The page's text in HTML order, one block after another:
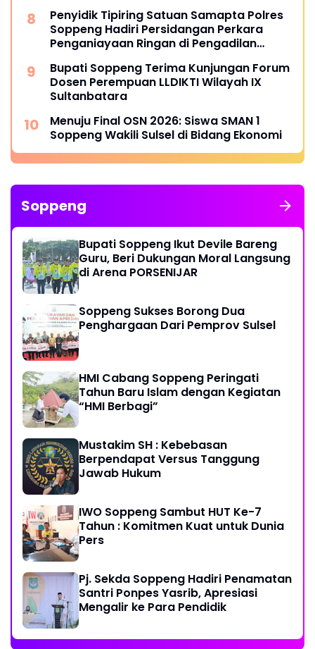
Penyidik Tipiring Satuan Samapta Polres
Soppeng Hadiri Persidangan Perkara
Penganiayaan Ringan di Pengadilan
Bupati Soppeng Terima Kunjungan Forum
Dosen Perempuan LLDIKTI Wilayah IX
Sultanbatara
Menuju Final OSN 2026: Siswa SMAN 1
Soppeng Wakili Sulsel di Bidang Ekonomi
Soppeng
Bupati Soppeng Ikut Devile Bareng
Guru, Beri Dukungan Moral Langsung
di Arena PORSENIJAR
Soppeng Sukses Borong Dua
Penghargaan Dari Pemprov Sulsel
HMI Cabang Soppeng Peringati
Tahun Baru Islam dengan Kegiatan
“HMI Berbagi”
Mustakim SH : Kebebasan
Berpendapat Versus Tanggung
Jawab Hukum
IWO Soppeng Sambut HUT Ke-7
Tahun : Komitmen Kuat untuk Dunia
Pers
Pj. Sekda Soppeng Hadiri Penamatan
Santri Ponpes Yasrib, Apresiasi
Mengalir ke Para Pendidik